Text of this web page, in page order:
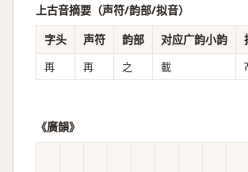
上古音摘要（声符/韵部/拟音）
字头
声符 韵部 对应广韵小韵
再 再 之 載
《廣韻》